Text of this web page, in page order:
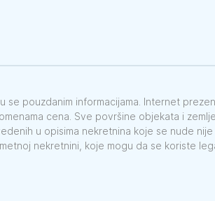
pouzdanim informacijama. Internet
cena. Sve površine objekata i
u opisima nekretnina koje se nude
nekretnini, koje mogu da se koriste